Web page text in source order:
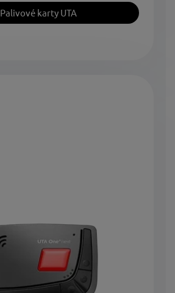
Palivové karty UTA